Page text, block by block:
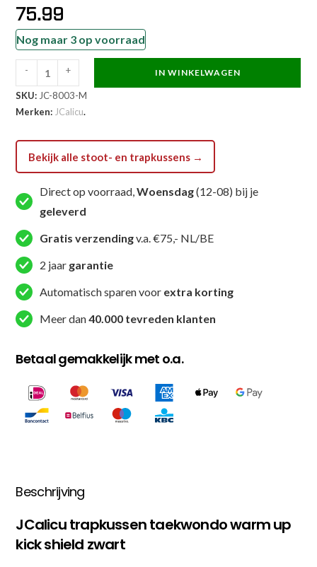
75.99
Nog maar 3 op voorraad
JCalicu
Stootkussen
-
kick
shield
-
(JC-
8003)
aantal
- + IN WINKELWAGEN
SKU: JC-8003-M
Merken: JCalicu.
Bekijk alle stoot- en trapkussens →
Direct op voorraad,Woensdag(12-08) bij je
geleverd
Gratis verzendingv.a. €75,- NL/BE
2 jaar garantie
Automatisch sparen voor extra korting
Meer dan40.000 tevreden klanten
Betaal gemakkelijk met o.a.
Beschrijving
JCalicu trapkussen taekwondo warm up
kick shield zwart